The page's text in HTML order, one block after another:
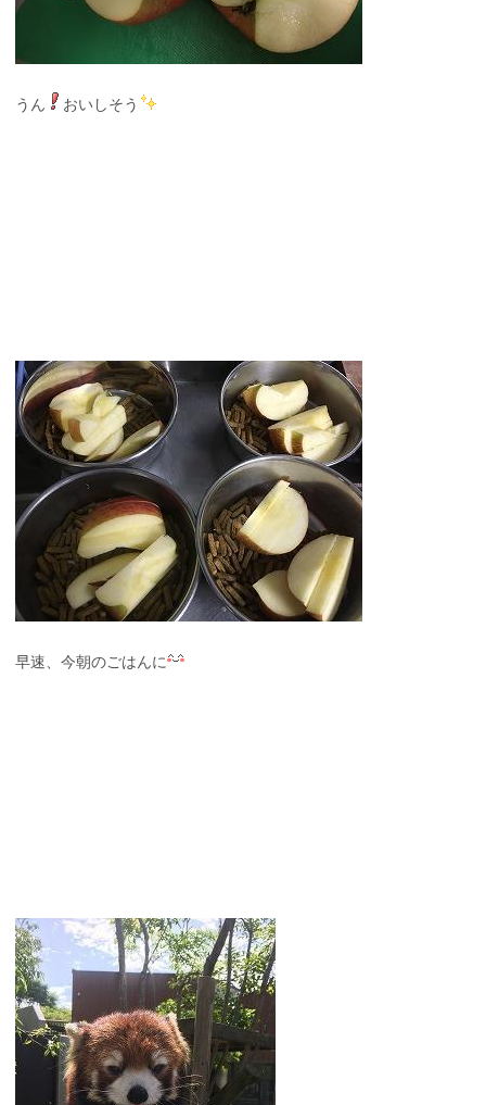
うん おいしそう
早速、今朝のごはんに